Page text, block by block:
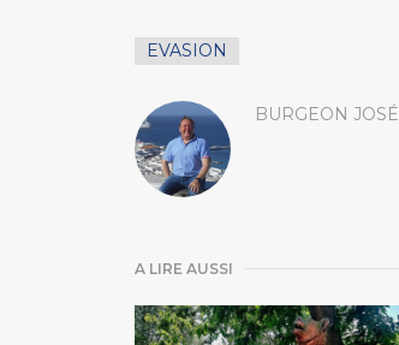
EVASION
BURGEON JOSÉ
A LIRE AUSSI